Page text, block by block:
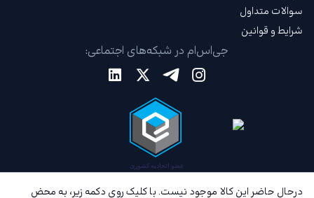
درحال حاضر این کالا موجود نیست. با کلیک روی دکمه زیر، به محض
سوالات متداول
شرایط و قوانین
جی‌اس‌ام در شبکه‌های اجتماعی: